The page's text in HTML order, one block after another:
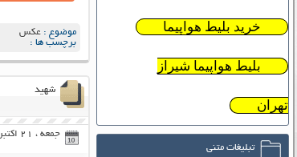
موضوع : عکس
برچسب ها :
شهید
جمعه ، 21 اکتبر 2011
خرید بلیط هواپیما
بلیط هواپیما شیراز
تهران
تبلیغات متنی